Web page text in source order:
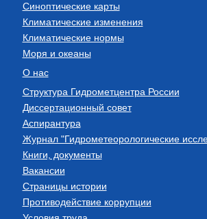
Синоптические карты
Климатические изменения
Климатические нормы
Моря и океаны
О нас
Структура Гидрометцентра России
Диссертационный совет
Аспирантура
Журнал "Гидрометеорологические
Книги, документы
Вакансии
Страницы истории
Противодействие коррупции